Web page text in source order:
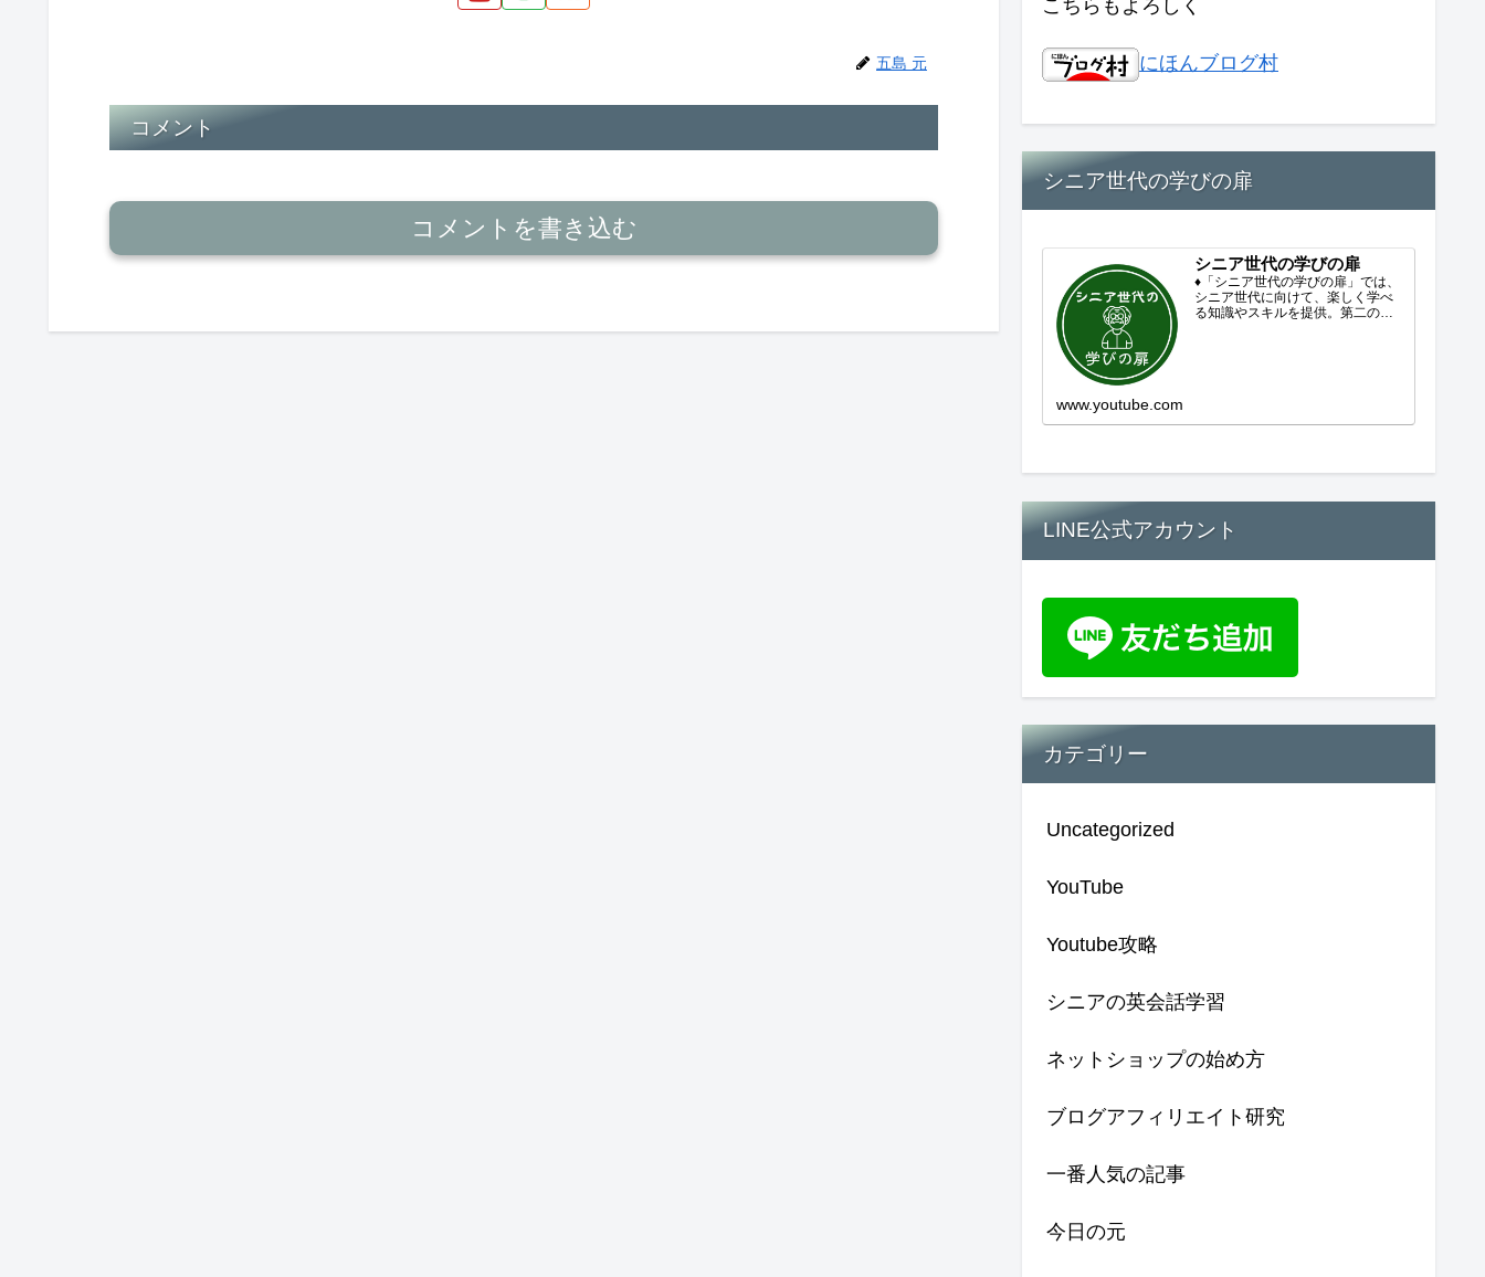
五島 元
コメント
コメントを書き込む
こちらもよろしく
にほんブログ村
シニア世代の学びの扉
シニア世代の学びの扉
♦「シニア世代の学びの扉」では、
シニア世代に向けて、楽しく学べ
る知識やスキルを提供。第二の人
www.youtube.com
LINE公式アカウント
カテゴリー
Uncategorized
YouTube
Youtube攻略
シニアの英会話学習
ネットショップの始め方
ブログアフィリエイト研究
一番人気の記事
今日の元